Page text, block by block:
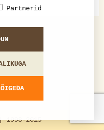
1998-2015
Partnerid